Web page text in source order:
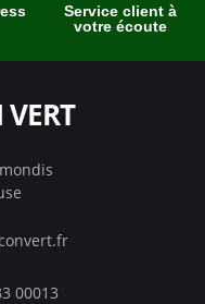
Service client à
votre écoute
00013